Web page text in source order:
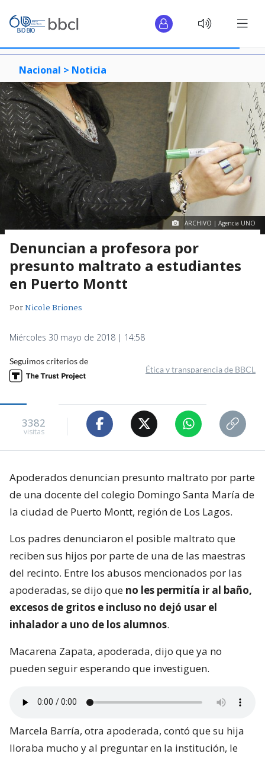
Nacional > Noticia
ARCHIVO | Agencia UNO
Denuncian a profesora por
presunto maltrato a estudiantes
en Puerto Montt
PorNicole Briones
Miércoles 30 mayo de 2018 | 14:58
Seguimos criterios de
Ética y transparencia de BBCL
3382
visitas
Apoderados denuncian presunto maltrato por parte
de una docente del colegio Domingo Santa María de
la ciudad de Puerto Montt, región de Los Lagos.
Los padres denunciaron el posible maltrato que
reciben sus hijos por parte de una de las maestras
del recinto. Entre los abusos mencionados por las
apoderadas, se dijo que no les permitía ir al baño,
excesos de gritos e incluso no dejó usar el
inhalador a uno de los alumnos.
Macarena Zapata, apoderada, dijo que ya no
pueden seguir esperando que investiguen.
Marcela Barría, otra apoderada, contó que su hija
lloraba mucho y al preguntar en la institución, le